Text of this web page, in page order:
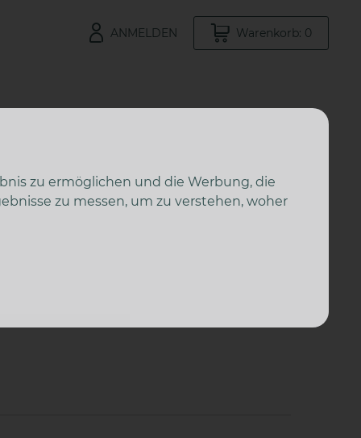
zu ermöglichen und die Werbung, die
zu messen, um zu verstehen, woher
ANMELDEN Warenkorb: 0